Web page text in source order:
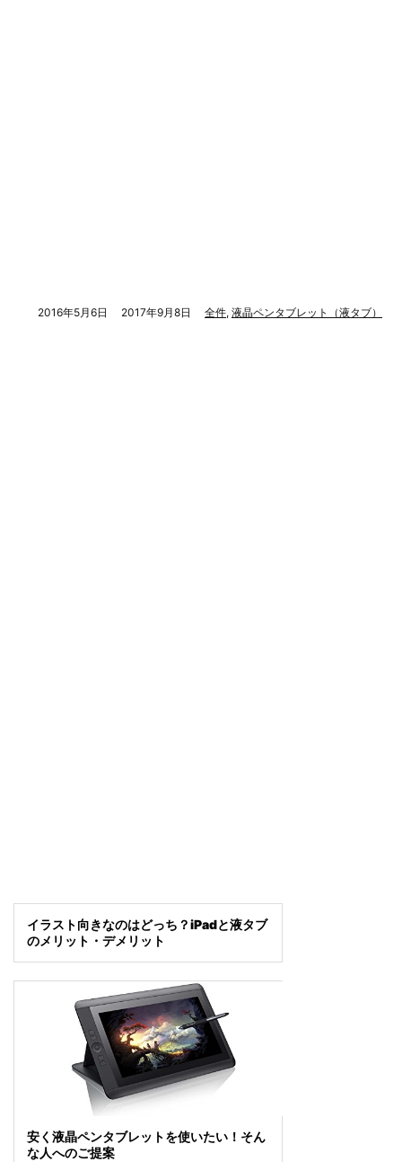
2016年5月6日 2017年9月8日 全件, 液晶ペンタブレット（液タブ）
イラスト向きなのはどっち？iPadと液タブ
のメリット・デメリット
安く液晶ペンタブレットを使いたい！そん
な人へのご提案